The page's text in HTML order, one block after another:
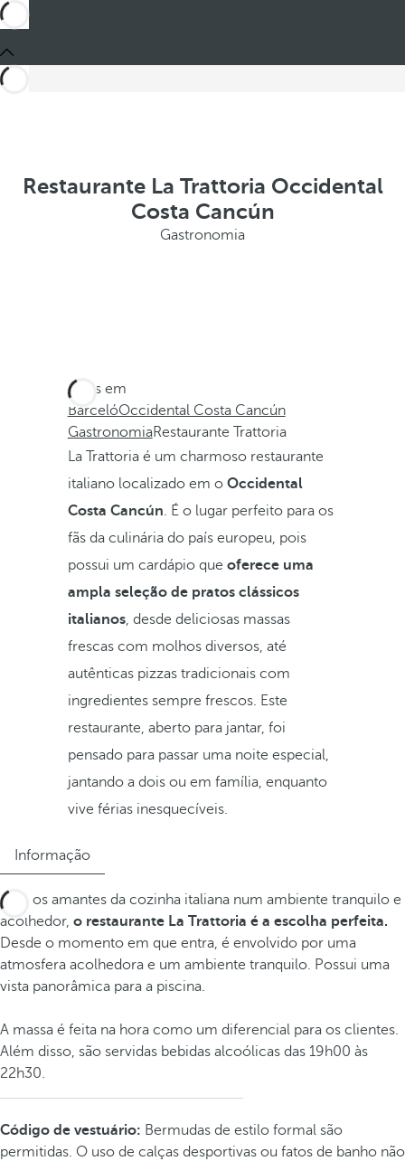
Restaurante La Trattoria Occidental
Costa Cancún
Gastronomia
Estes em
BarcelóOccidental Costa Cancún
GastronomiaRestaurante Trattoria
La Trattoria é um charmoso restaurante
italiano localizado em o Occidental
Costa Cancún. É o lugar perfeito para os
fãs da culinária do país europeu, pois
possui um cardápio que oferece uma
ampla seleção de pratos clássicos
italianos, desde deliciosas massas
frescas com molhos diversos, até
autênticas pizzas tradicionais com
ingredientes sempre frescos. Este
restaurante, aberto para jantar, foi
pensado para passar uma noite especial,
jantando a dois ou em família, enquanto
vive férias inesquecíveis.
Informação
Para os amantes da cozinha italiana num ambiente tranquilo e
acolhedor, o restaurante La Trattoria é a escolha perfeita.
Desde o momento em que entra, é envolvido por uma
atmosfera acolhedora e um ambiente tranquilo. Possui uma
vista panorâmica para a piscina.
A massa é feita na hora como um diferencial para os clientes.
Além disso, são servidas bebidas alcoólicas das 19h00 às
22h30.
Código de vestuário: Bermudas de estilo formal são
permitidas. O uso de calças desportivas ou fatos de banho não